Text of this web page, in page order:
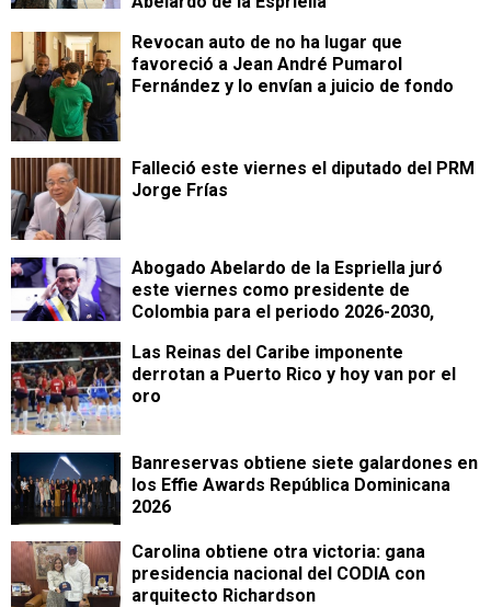
Revocan auto de no ha lugar que
favoreció a Jean André Pumarol
Fernández y lo envían a juicio de fondo
Falleció este viernes el diputado del PRM
Jorge Frías
Abogado Abelardo de la Espriella juró
este viernes como presidente de
Colombia para el periodo 2026-2030,
Las Reinas del Caribe imponente
derrotan a Puerto Rico y hoy van por el
oro
Banreservas obtiene siete galardones en
los Effie Awards República Dominicana
2026
Carolina obtiene otra victoria: gana
presidencia nacional del CODIA con
arquitecto Richardson